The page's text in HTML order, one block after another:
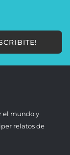
el mundo y
relatos de